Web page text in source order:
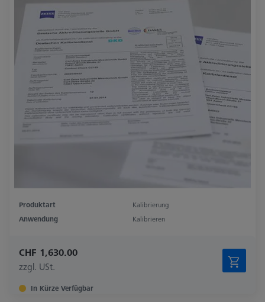
Produktart
Kalibrierung
Anwendung
Kalibrieren
CHF 1,630.00
zzgl. USt.
In Kürze Verfügbar